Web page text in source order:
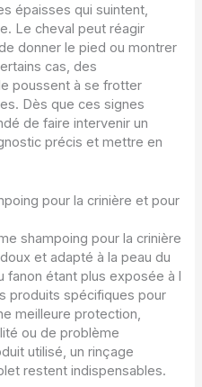
épaisses qui suintent,
Le cheval peut réagir
donner le pied ou montrer
cas, des
poussent à se frotter
Dès que ces signes
de faire intervenir un
précis et mettre en
pour la crinière et pour
shampoing pour la crinière
et adapté à la peau du
fanon étant plus exposée à l
produits spécifiques pour
meilleure protection,
ou de problème
utilisé, un rinçage
restent indispensables.